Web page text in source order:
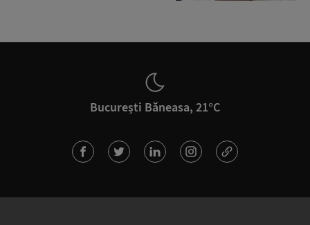
București Băneasa, 21°C